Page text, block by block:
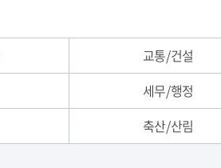
교통/건설
세무/행정
축산/산림